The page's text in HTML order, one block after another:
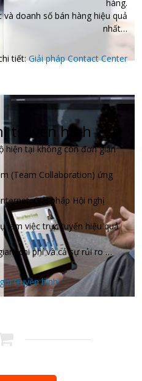
hàng.
doanh số bán hàng hiệu quả
nhất…
tiết:Giải pháp Contact Center
truyền hình
hiện tại không còn đơn giản
(Team Collaboration) ứng
Giải pháp Hội nghị
làm việc trực tuyến hiệu quả
chi phí và cả sự rủi ro …
truyền hình